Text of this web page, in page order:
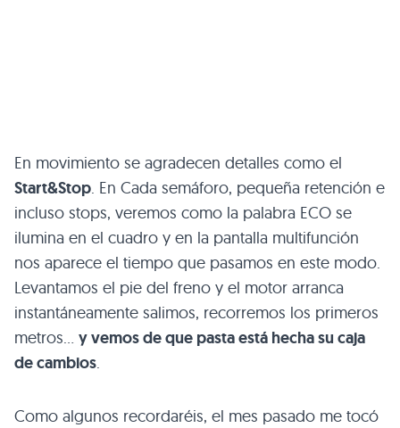
En movimiento se agradecen detalles como el
Start&Stop. En Cada semáforo, pequeña retención e
incluso stops, veremos como la palabra ECO se
ilumina en el cuadro y en la pantalla multifunción
nos aparece el tiempo que pasamos en este modo.
Levantamos el pie del freno y el motor arranca
instantáneamente salimos, recorremos los primeros
metros… y vemos de que pasta está hecha su caja
de cambios.
Como algunos recordaréis, el mes pasado me tocó